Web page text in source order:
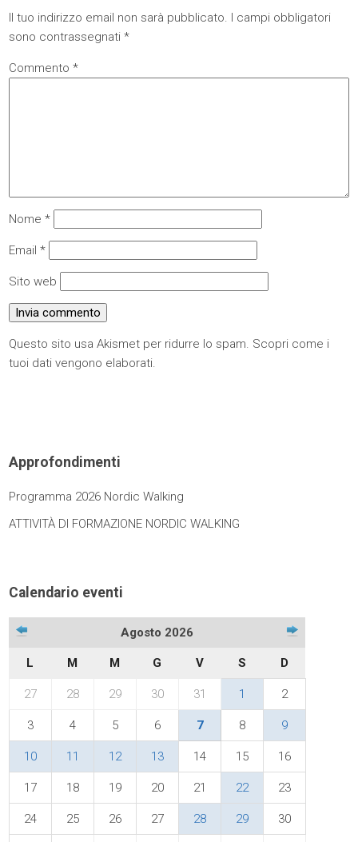
Il tuo indirizzo email non sarà pubblicato. I campi obbligatori
sono contrassegnati*
Commento*
Nome*
Email*
Sito web
Questo sito usa Akismet per ridurre lo spam. Scopri come i
tuoi dati vengono elaborati.
Approfondimenti
Programma 2026 Nordic Walking
ATTIVITÀ DI FORMAZIONE NORDIC WALKING
Calendario eventi
Agosto 2026
L M M G V S D
27 28 29 30 31 1 2
3 4 5 6 7 8 9
10 11 12 13 14 15 16
17 18 19 20 21 22 23
24 25 26 27 28 29 30